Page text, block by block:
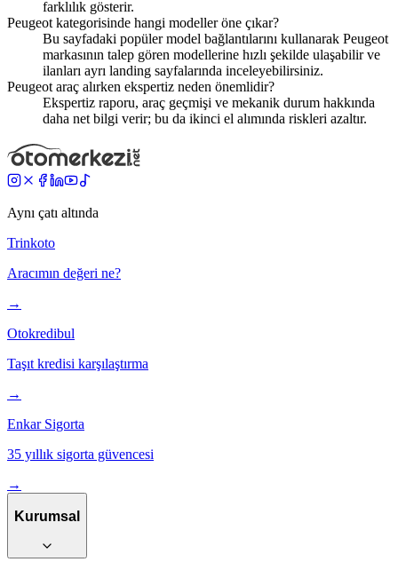
farklılık gösterir.
Peugeot kategorisinde hangi modeller öne çıkar?
Bu sayfadaki popüler model bağlantılarını kullanarak Peugeot
markasının talep gören modellerine hızlı şekilde ulaşabilir ve
ilanları ayrı landing sayfalarında inceleyebilirsiniz.
Peugeot araç alırken ekspertiz neden önemlidir?
Ekspertiz raporu, araç geçmişi ve mekanik durum hakkında
daha net bilgi verir; bu da ikinci el alımında riskleri azaltır.
Aynı çatı altında
Trinkoto
Aracımın değeri ne?
→
Otokredibul
Taşıt kredisi karşılaştırma
→
Enkar Sigorta
35 yıllık sigorta güvencesi
→
Kurumsal